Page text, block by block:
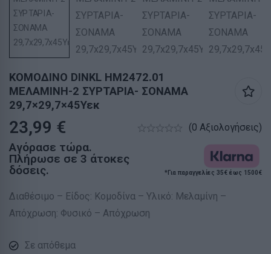
ΚΟΜΟΔΙΝΟ DINKL HM2472.01
ΜΕΛΑΜΙΝΗ-2 ΣΥΡΤΑΡΙΑ- ΣΟΝΑΜΑ
29,7×29,7×45Υεκ
23,99 € (0 Αξιολογήσεις)
Αγόρασε τώρα.
Πλήρωσε σε 3 άτοκες
δόσεις.
*Για παραγγελίες 35€ έως 1500€
Διαθέσιμο – Είδος: Κομοδίνα – Υλικό: Μελαμίνη –
Απόχρωση: Φυσικό – Απόχρωση
Σε απόθεμα